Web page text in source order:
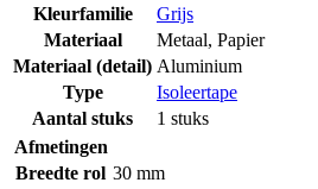
Kleurfamilie
Grijs
Materiaal
Metaal, Papier
Materiaal (detail) Aluminium
Type
Isoleertape
Aantal stuks
1 stuks
Afmetingen
Breedte rol 30 mm